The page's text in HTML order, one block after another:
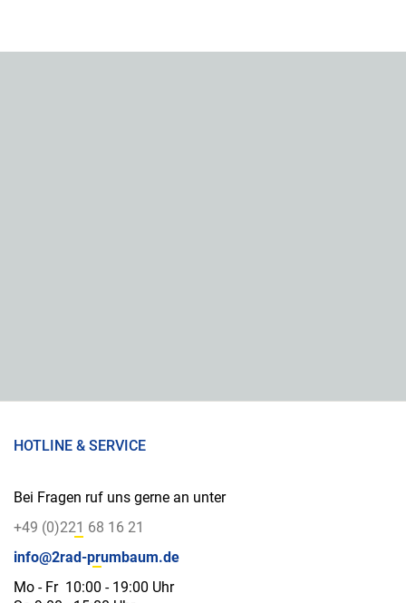
HOTLINE & SERVICE
Bei Fragen ruf uns gerne an unter
+49 (0)221 68 16 21
info@2rad-prumbaum.de
Mo - Fr 10:00 - 19:00 Uhr